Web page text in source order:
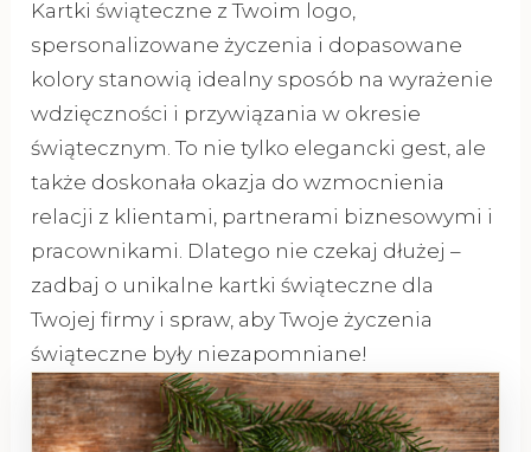
Kartki świąteczne z Twoim logo,
spersonalizowane życzenia i dopasowane
kolory stanowią idealny sposób na wyrażenie
wdzięczności i przywiązania w okresie
świątecznym. To nie tylko elegancki gest, ale
także doskonała okazja do wzmocnienia
relacji z klientami, partnerami biznesowymi i
pracownikami. Dlatego nie czekaj dłużej –
zadbaj o unikalne kartki świąteczne dla
Twojej firmy i spraw, aby Twoje życzenia
świąteczne były niezapomniane!